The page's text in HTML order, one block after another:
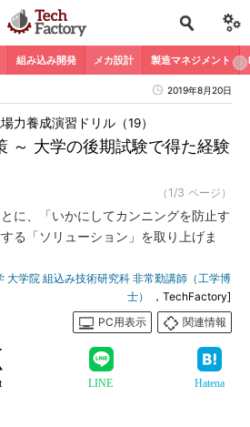
組み込み開発 メカ設計 製造マネジメント
2019年8月20日
～ 大学の後期試験で得た経験
力養成演習ドリル（19）
（1/3 ページ）
に、「いかにしてカンニングを防止す
る「ソリューション」を取り上げま
学院 組込み技術研究科 非常勤講師（工学博
士）
，TechFactory]
PC用表示
関連情報
LINE Hatena